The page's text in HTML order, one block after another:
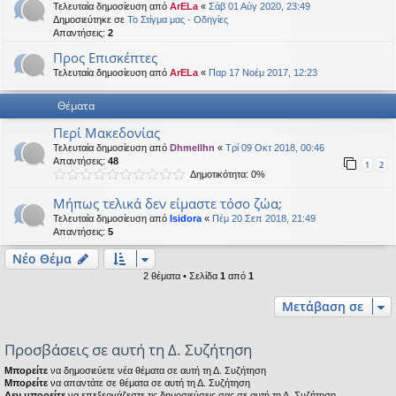
εις
Τελευταία δημοσίευση από ArELa « Σάβ 01 Αύγ 2020, 23:49
Δημοσιεύτηκε σε Το Στίγμα μας - Οδηγίες
Απαντήσεις: 2
Προς Επισκέπτες
Τελευταία δημοσίευση από ArELa « Παρ 17 Νοέμ 2017, 12:23
Θέματα
Περί Μακεδονίας
Τελευταία δημοσίευση από Dhmellhn « Τρί 09 Οκτ 2018, 00:46
Απαντήσεις: 48 1 2
Δημοτικότητα: 0%
Μήπως τελικά δεν είμαστε τόσο ζώα;
Τελευταία δημοσίευση από Isidora « Πέμ 20 Σεπ 2018, 21:49
Απαντήσεις: 5
Νέο Θέμα
2 θέματα • Σελίδα 1 από 1
Μετάβαση σε
Προσβάσεις σε αυτή τη Δ. Συζήτηση
Μπορείτε να δημοσιεύετε νέα θέματα σε αυτή τη Δ. Συζήτηση
Μπορείτε να απαντάτε σε θέματα σε αυτή τη Δ. Συζήτηση